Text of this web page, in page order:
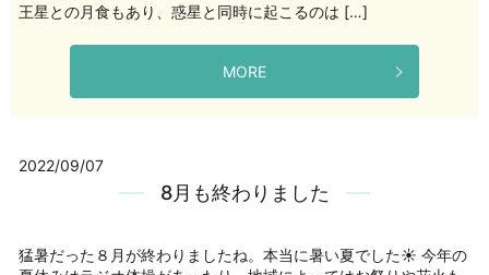
王星との月食もあり、惑星と同時に起こるのは […]
MORE
2022/09/07
8月も終わりました
猛暑だった８月が終わりましたね。本当に暑い夏でした☀️ 今年の